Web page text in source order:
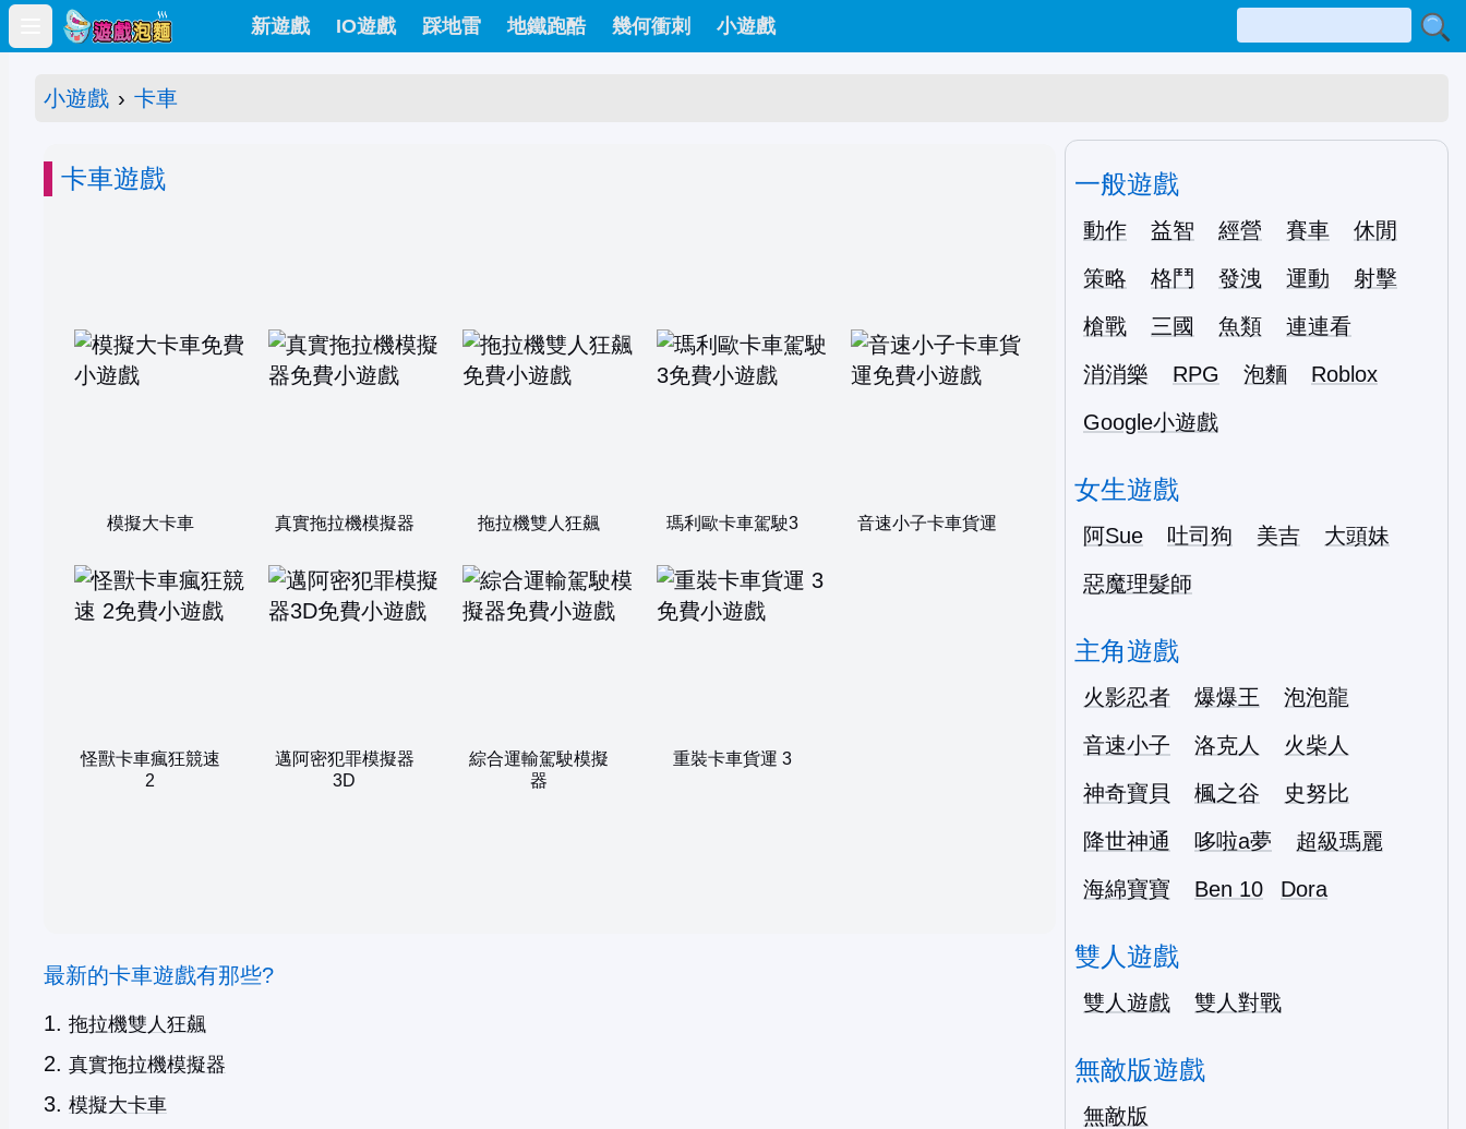
Open main menu
新遊戲 IO遊戲 踩地雷 地鐵跑酷 幾何衝刺 小遊戲
小遊戲 › 卡車
卡車遊戲
模擬大卡車 真實拖拉機模擬器 拖拉機雙人狂飆 瑪利歐卡車駕駛3 音速小子卡車貨運
怪獸卡車瘋狂競速
2
邁阿密犯罪模擬器
3D
綜合運輸駕駛模擬
器
重裝卡車貨運 3
最新的卡車遊戲有那些?
拖拉機雙人狂飆
真實拖拉機模擬器
模擬大卡車
一般遊戲
動作 益智 經營 賽車
休閒
策略
格鬥 發洩 運動
射擊
槍戰
三國 魚類
連連看
消消樂
RPG 泡麵
Roblox
Google小遊戲
女生遊戲
阿Sue 吐司狗 美吉
大頭妹
惡魔理髮師
主角遊戲
火影忍者 爆爆王
泡泡龍
音速小子
洛克人
火柴人
神奇寶貝
楓之谷
史努比
降世神通
哆啦a夢
超級瑪麗
海綿寶寶
Ben 10 Dora
雙人遊戲
雙人遊戲 雙人對戰
無敵版遊戲
無敵版